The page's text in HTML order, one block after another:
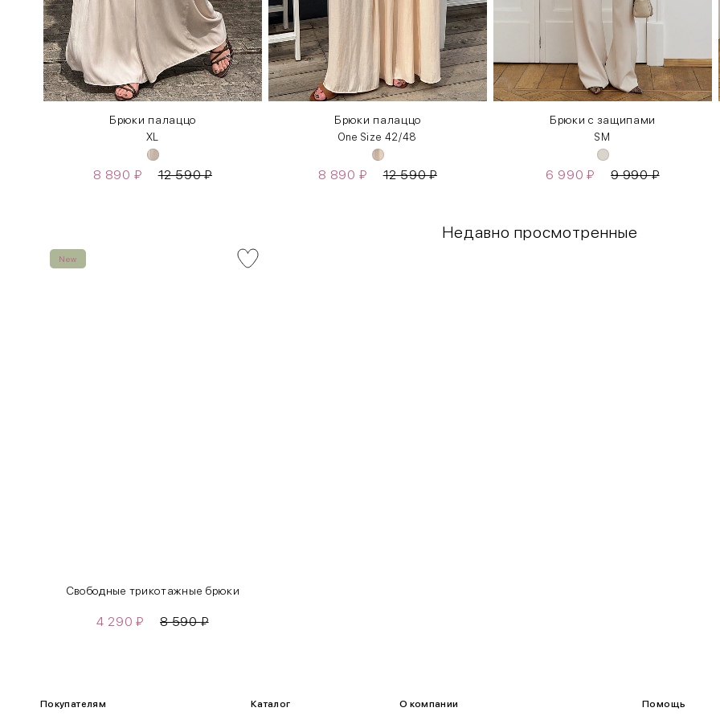
Брюки палаццо
XL
8 890 ₽ 12 590₽
Брюки палаццо
One Size 42/48
8 890 ₽ 12 590₽
Брюки с защипами
S M
6 990₽ 9 990₽
Недавно просмотренные
New
Свободные трикотажные брюки
4 290₽ 8 590₽
Как правильно себя обмерить
Обхват груди (С)
Покупателям Каталог О компании Помощь